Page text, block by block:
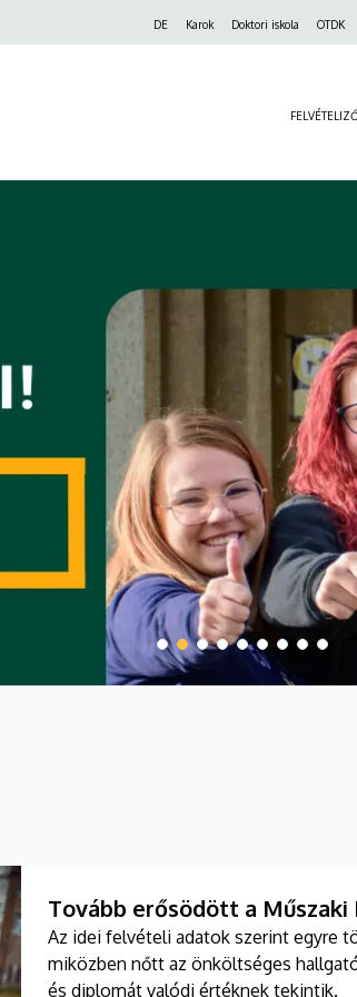
DE Karok Doktori iskola OTDK
Tovább erősödött a
Az idei felvételi adatok szerint egyre
miközben nőtt az önköltséges
és diplomát valódi értéknek tekintik.